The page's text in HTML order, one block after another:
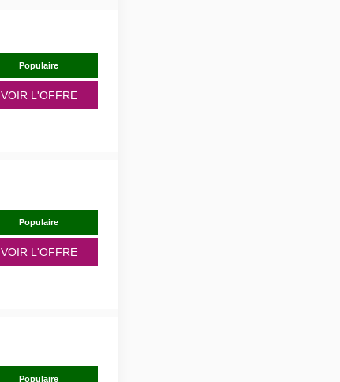
Populaire
VOIR L'OFFRE
Populaire
VOIR L'OFFRE
Populaire